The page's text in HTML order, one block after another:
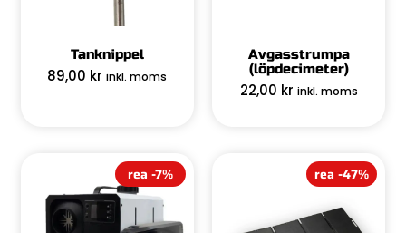
Tanknippel
89,00 kr inkl. moms
Avgasstrumpa
(löpdecimeter)
22,00 kr inkl. moms
rea -7% rea -47%